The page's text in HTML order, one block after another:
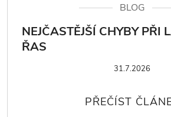
BLOG
NEJČASTĚJŠÍ CHYBY PŘI
ŘAS
31.7.2026